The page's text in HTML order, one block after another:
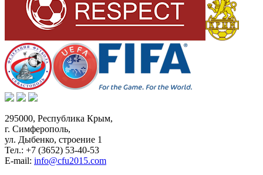
295000, Республика Крым,
г. Симферополь,
ул. Дыбенко, строение 1
Тел.: +7 (3652) 53-40-53
E-mail: info@cfu2015.com